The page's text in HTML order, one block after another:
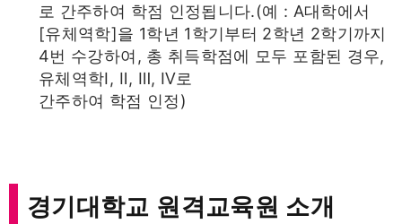
로 간주하여 학점 인정됩니다.(예 : A대학에서
[유체역학]을 1학년 1학기부터 2학년 2학기까지
4번 수강하여, 총 취득학점에 모두 포함된 경우,
유체역학Ⅰ, Ⅱ, Ⅲ, Ⅳ로
간주하여 학점 인정)
경기대학교 원격교육원 소개